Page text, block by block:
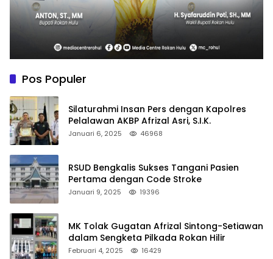
Pos Populer
Silaturahmi Insan Pers dengan Kapolres
Pelalawan AKBP Afrizal Asri, S.I.K.
Januari 6, 2025 46968
RSUD Bengkalis Sukses Tangani Pasien
Pertama dengan Code Stroke
Januari 9, 2025 19396
MK Tolak Gugatan Afrizal Sintong-Setiawan
dalam Sengketa Pilkada Rokan Hilir
Februari 4, 2025 16429